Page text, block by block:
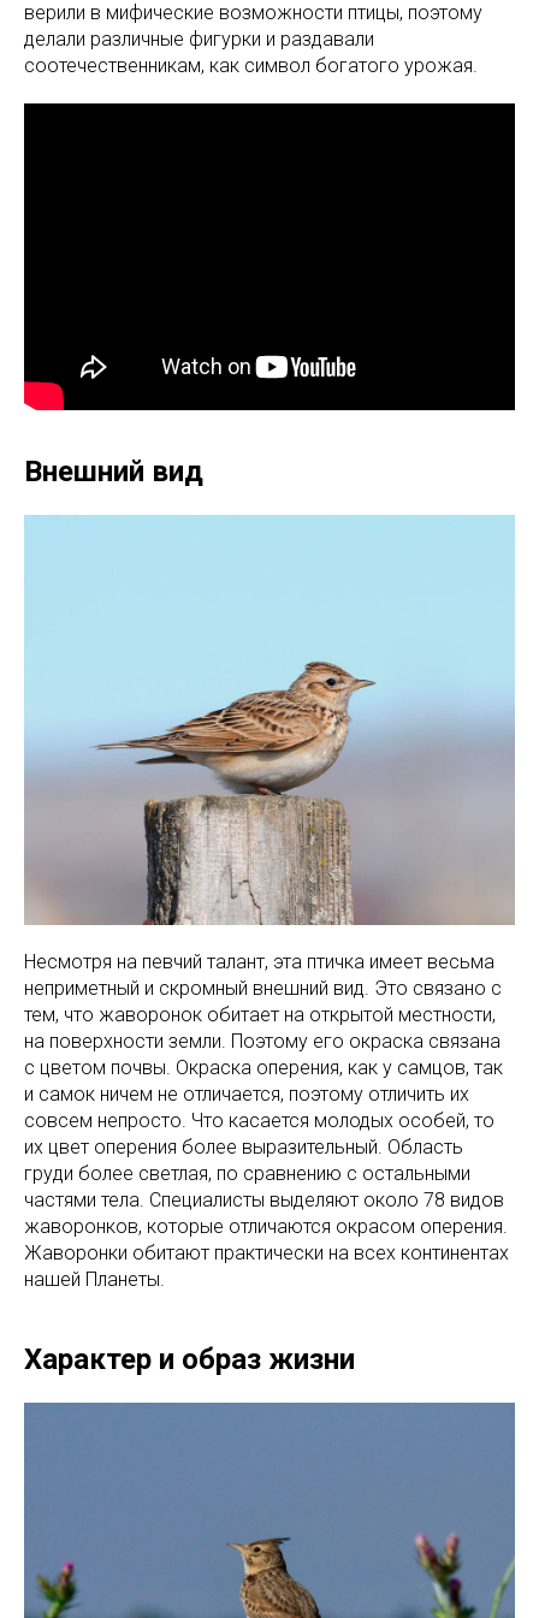
верили в мифические возможности птицы, поэтому
делали различные фигурки и раздавали
соотечественникам, как символ богатого урожая.
Внешний вид
Несмотря на певчий талант, эта птичка имеет весьма
неприметный и скромный внешний вид. Это связано с
тем, что жаворонок обитает на открытой местности,
на поверхности земли. Поэтому его окраска связана
с цветом почвы. Окраска оперения, как у самцов, так
и самок ничем не отличается, поэтому отличить их
совсем непросто. Что касается молодых особей, то
их цвет оперения более выразительный. Область
груди более светлая, по сравнению с остальными
частями тела. Специалисты выделяют около 78 видов
жаворонков, которые отличаются окрасом оперения.
Жаворонки обитают практически на всех континентах
нашей Планеты.
Характер и образ жизни